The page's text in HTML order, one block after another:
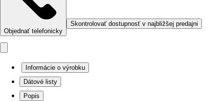
Objednať telefonicky
Skontrolovať dostupnosť v najbližšej predajni
Informácie o výrobku
Dátové listy
Popis